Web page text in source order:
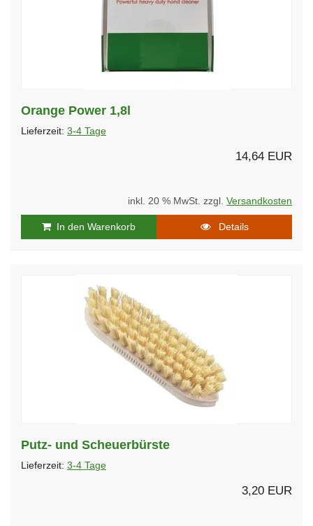
Orange Power 1,8l
Lieferzeit: 3-4 Tage
14,64 EUR
inkl. 20 % MwSt. zzgl. Versandkosten
In den Warenkorb Details
Putz- und Scheuerbürste
Lieferzeit: 3-4 Tage
3,20 EUR